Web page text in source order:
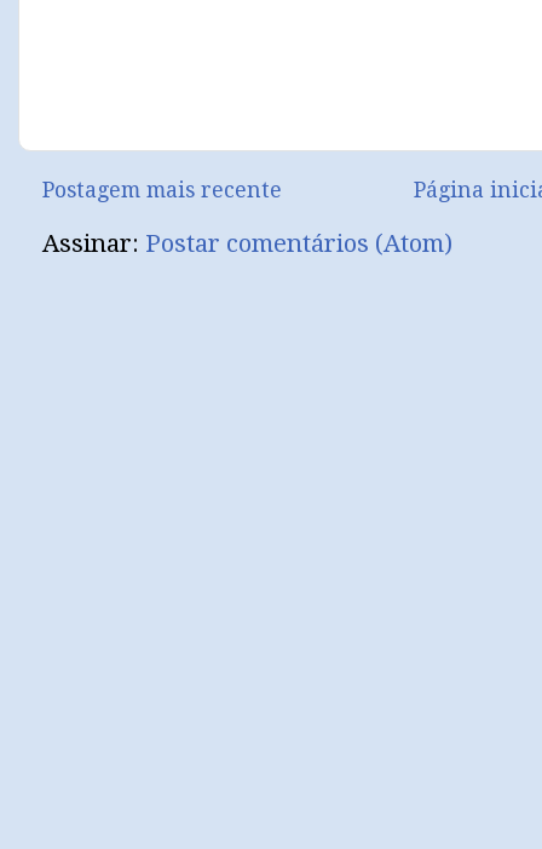
Postagem mais recente Página
Assinar: Postar comentários (Atom)